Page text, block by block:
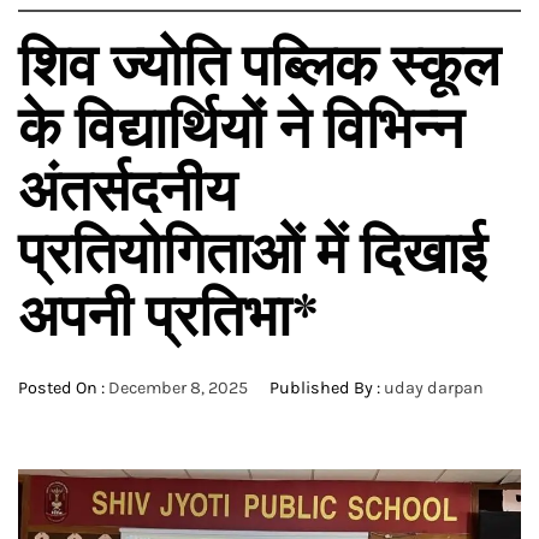
शिव ज्योति पब्लिक स्कूल
के विद्यार्थियों ने विभिन्न
अंतर्सदनीय
प्रतियोगिताओं में दिखाई
अपनी प्रतिभा*
Posted On : December 8, 2025 Published By : uday darpan